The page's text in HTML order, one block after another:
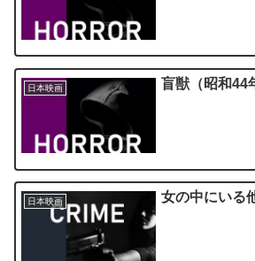
日本映画 盲獣（昭和44
日本映画 女の中にいる